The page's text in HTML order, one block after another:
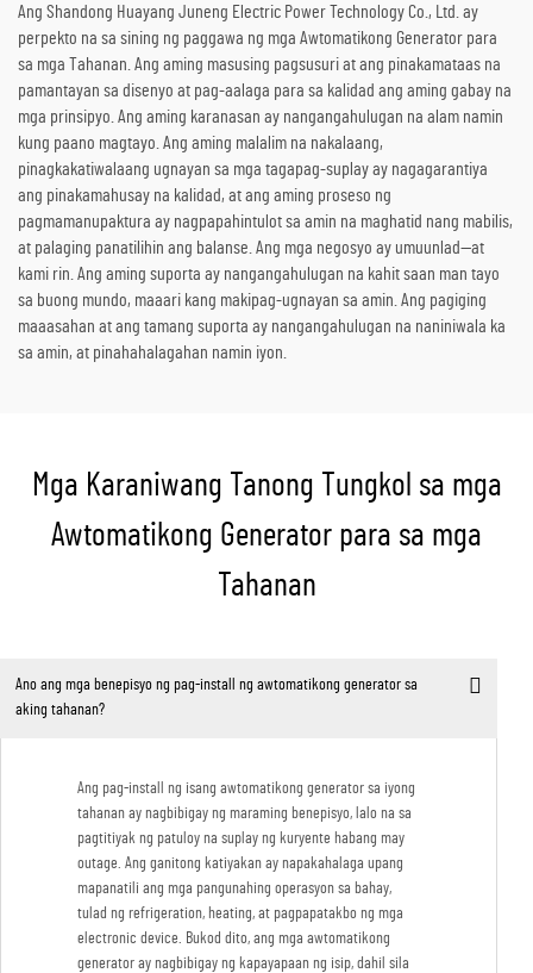
Ang Shandong Huayang Juneng Electric Power Technology Co., Ltd. ay
perpekto na sa sining ng paggawa ng mga Awtomatikong Generator para
sa mga Tahanan. Ang aming masusing pagsusuri at ang pinakamataas na
pamantayan sa disenyo at pag-aalaga para sa kalidad ang aming gabay na
mga prinsipyo. Ang aming karanasan ay nangangahulugan na alam namin
kung paano magtayo. Ang aming malalim na nakalaang,
pinagkakatiwalaang ugnayan sa mga tagapag-suplay ay nagagarantiya
ang pinakamahusay na kalidad, at ang aming proseso ng
pagmamanupaktura ay nagpapahintulot sa amin na maghatid nang mabilis,
at palaging panatilihin ang balanse. Ang mga negosyo ay umuunlad—at
kami rin. Ang aming suporta ay nangangahulugan na kahit saan man tayo
sa buong mundo, maaari kang makipag-ugnayan sa amin. Ang pagiging
maaasahan at ang tamang suporta ay nangangahulugan na naniniwala ka
sa amin, at pinahahalagahan namin iyon.
Mga Karaniwang Tanong Tungkol sa mga
Awtomatikong Generator para sa mga
Tahanan
Ano ang mga benepisyo ng pag-install ng awtomatikong generator sa
aking tahanan?
Ang pag-install ng isang awtomatikong generator sa iyong
tahanan ay nagbibigay ng maraming benepisyo, lalo na sa
pagtitiyak ng patuloy na suplay ng kuryente habang may
outage. Ang ganitong katiyakan ay napakahalaga upang
mapanatili ang mga pangunahing operasyon sa bahay,
tulad ng refrigeration, heating, at pagpapatakbo ng mga
electronic device. Bukod dito, ang mga awtomatikong
generator ay nagbibigay ng kapayapaan ng isip, dahil sila